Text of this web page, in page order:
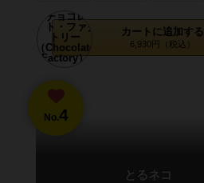
カートに追加する
6,930円（税込）
No.4
とるネコ